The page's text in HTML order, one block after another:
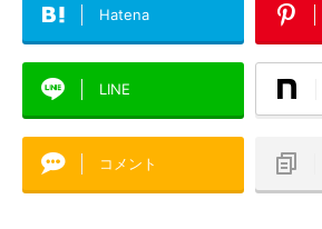
Hatena
LINE
コメント